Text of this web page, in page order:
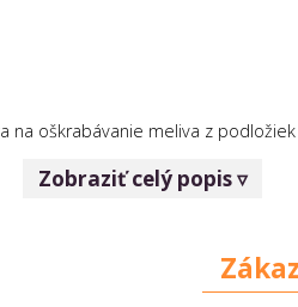
na oškrabávanie meliva z podložiek
Zobraziť celý popis ▿